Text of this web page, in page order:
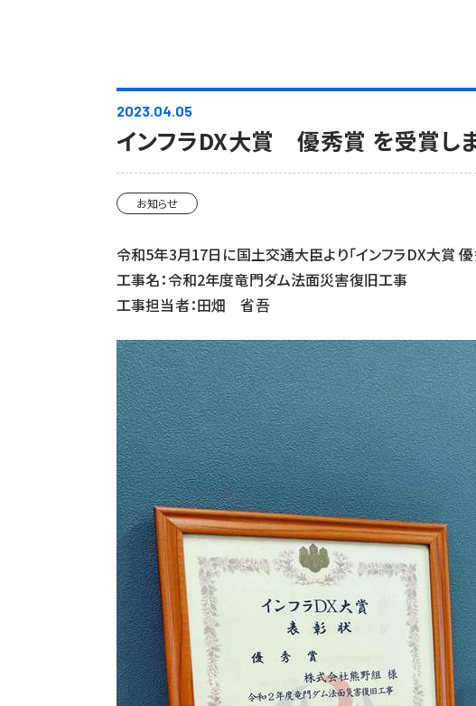
2023.04.05
インフラDX大賞 優秀賞 を受賞し
お知らせ
令和5年3月17日に国土交通大臣より「インフラDX大賞 優
工事名：令和2年度竜門ダム法面災害復旧工事
工事担当者：田畑 省吾